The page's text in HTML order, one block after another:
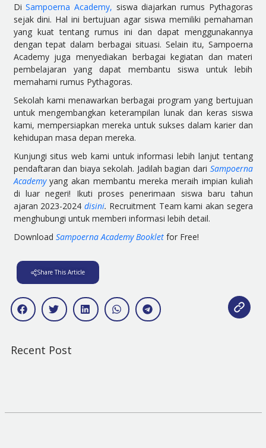
DiSampoerna Academy, siswa diajarkan rumus Pythagoras
sejak dini. Hal ini bertujuan agar siswa memiliki pemahaman
yang kuat tentang rumus ini dan dapat menggunakannya
dengan tepat dalam berbagai situasi. Selain itu, Sampoerna
Academy juga menyediakan berbagai kegiatan dan materi
pembelajaran yang dapat membantu siswa untuk lebih
memahami rumus Pythagoras.
Sekolah kami menawarkan berbagai program yang bertujuan
untuk mengembangkan keterampilan lunak dan keras siswa
kami, mempersiapkan mereka untuk sukses dalam karier dan
kehidupan masa depan mereka.
Kunjungi situs web kami untuk informasi lebih lanjut tentang
pendaftaran dan biaya sekolah. Jadilah bagian dari Sampoerna
Academy yang akan membantu mereka meraih impian kuliah
di luar negeri! Ikuti proses penerimaan siswa baru tahun
ajaran 2023-2024 disini. Recruitment Team kami akan segera
menghubungi untuk memberi informasi lebih detail.
Download Sampoerna Academy Bookletfor Free!
Share This Article
Recent Post